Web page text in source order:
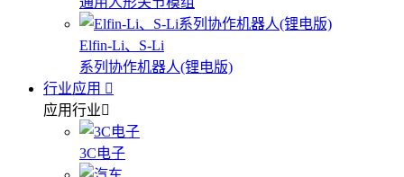
Elfin-Li、S-Li
系列协作机器人(锂电版)
行业应用
应用行业
3C电子